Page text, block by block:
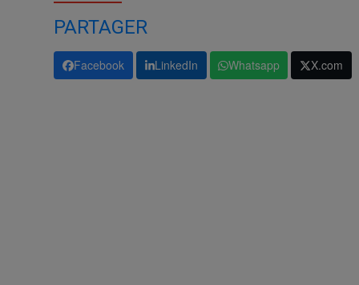
PARTAGER
Facebook LinkedIn Whatsapp X.com